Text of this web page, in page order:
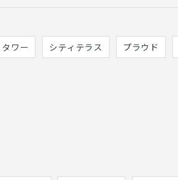
ワー シティテラス プラウド